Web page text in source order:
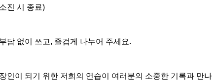
소진 시 종료)
부담 없이 쓰고, 즐겁게 나누어 주세요.
장인이 되기 위한 저희의 연습이 여러분의 소중한 기록과 만